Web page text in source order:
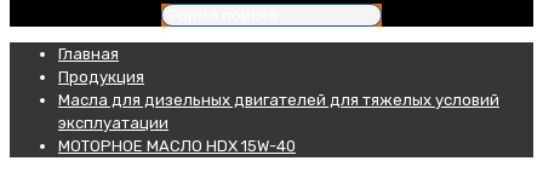
Главная
Продукция
Масла для дизельных двигателей для тяжелых условий
эксплуатации
МОТОРНОЕ МАСЛО HDX 15W-40